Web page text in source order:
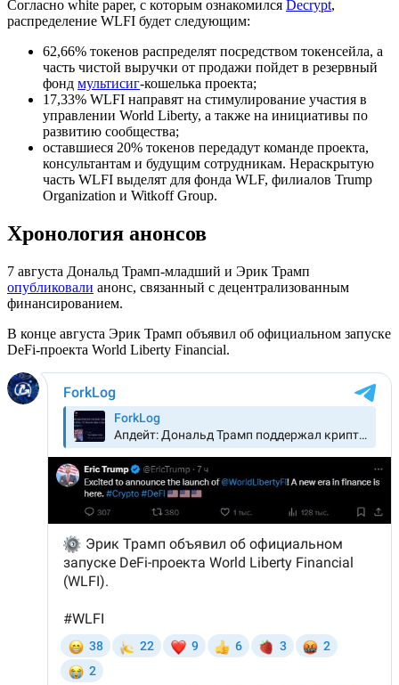
Согласно white paper, с которым ознакомился Decrypt,
распределение WLFI будет следующим:
62,66% токенов распределят посредством токенсейла, а
часть чистой выручки от продажи пойдет в резервный
фонд мультисиг-кошелька проекта;
17,33% WLFI направят на стимулирование участия в
управлении World Liberty, а также на инициативы по
развитию сообщества;
оставшиеся 20% токенов передадут команде проекта,
консультантам и будущим сотрудникам. Нераскрытую
часть WLFI выделят для фонда WLF, филиалов Trump
Organization и Witkoff Group.
Хронология анонсов
7 августа Дональд Трамп-младший и Эрик Трамп
опубликовали анонс, связанный с децентрализованным
финансированием.
В конце августа Эрик Трамп объявил об официальном запуске
DeFi-проекта World Liberty Financial.